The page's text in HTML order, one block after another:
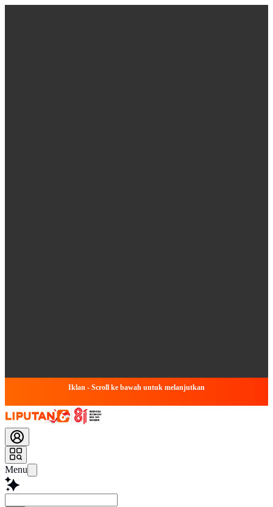
Iklan - Scroll ke bawah untuk melanjutkan
Menu